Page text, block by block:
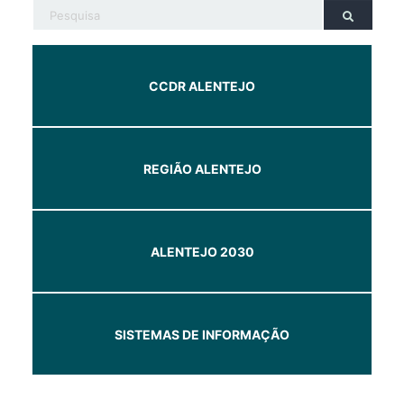
CCDR ALENTEJO
REGIÃO ALENTEJO
ALENTEJO 2030
SISTEMAS DE INFORMAÇÃO